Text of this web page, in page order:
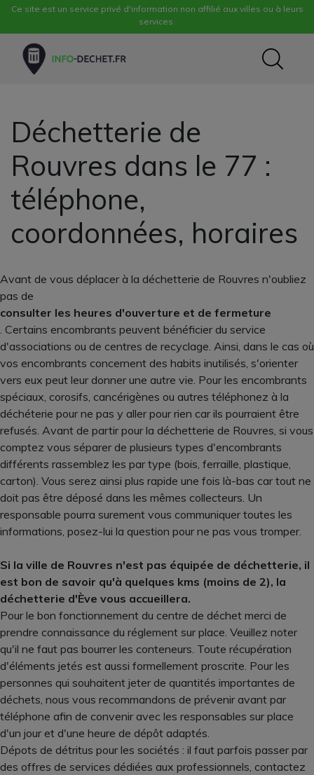
Ce site est un service privé d'information non affilié aux villes ou à leurs
services.
Déchetterie de
Rouvres dans le 77 :
téléphone,
coordonnées, horaires
Avant de vous déplacer à la déchetterie de Rouvres n'oubliez
pas de
consulter les heures d'ouverture et de fermeture
. Certains encombrants peuvent bénéficier du service
d'associations ou de centres de recyclage. Ainsi, dans le cas où
vos encombrants concernent des habits inutilisés, s'orienter
vers eux peut leur donner une autre vie. Pour les encombrants
spéciaux, corosifs, cancérigènes ou autres téléphonez à la
déchéterie pour ne pas y aller pour rien car ils pourraient être
refusés. Avant de partir pour la déchetterie de Rouvres, si vous
comptez vous séparer de plusieurs types d'encombrants
différents rassemblez les par type (bois, ferraille, plastique,
carton). Vous serez ainsi plus rapide une fois là-bas car tout ne
doit pas être déposé dans les mêmes collecteurs. Un
responsable pourra surement vous communiquer toutes les
informations, posez-lui la question pour ne pas vous tromper.
Si la ville de Rouvres n'est pas équipée de déchetterie, il
est bon de savoir qu'à quelques kms (moins de 2), la
déchetterie d'Ève vous accueillera.
Pour le bon fonctionnement du centre de déchet merci de
prendre connaissance du réglement sur place. Veuillez noter
qu'il ne faut pas bourrer les conteneurs. Toute récupération
d'éléments jetés est aussi formellement proscrite. Pour les
personnes qui souhaitent jeter de quantités importantes de
déchets, nous vous recommandons de prévenir avant par
téléphone afin de convenir avec les responsables sur place
d'un jour et d'une heure de dépôt adaptés.
Dépots de détritus pour les sociétés : il faut parfois passer par
des offres de services dédiées aux professionnels, contactez